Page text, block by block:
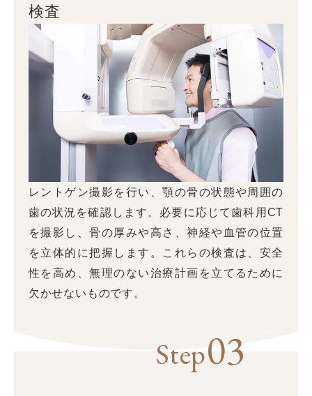
検査
レントゲン撮影を行い、顎の骨の状態や周囲の
歯の状況を確認します。必要に応じて歯科用CT
を撮影し、骨の厚みや高さ、神経や血管の位置
を立体的に把握します。これらの検査は、安全
性を高め、無理のない治療計画を立てるために
欠かせないものです。
Step03